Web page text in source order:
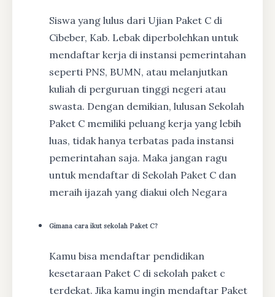
Siswa yang lulus dari Ujian Paket C di
Cibeber, Kab. Lebak diperbolehkan untuk
mendaftar kerja di instansi pemerintahan
seperti PNS, BUMN, atau melanjutkan
kuliah di perguruan tinggi negeri atau
swasta. Dengan demikian, lulusan Sekolah
Paket C memiliki peluang kerja yang lebih
luas, tidak hanya terbatas pada instansi
pemerintahan saja. Maka jangan ragu
untuk mendaftar di Sekolah Paket C dan
meraih ijazah yang diakui oleh Negara
Gimana cara ikut sekolah Paket C?
Kamu bisa mendaftar pendidikan
kesetaraan Paket C di sekolah paket c
terdekat. Jika kamu ingin mendaftar Paket